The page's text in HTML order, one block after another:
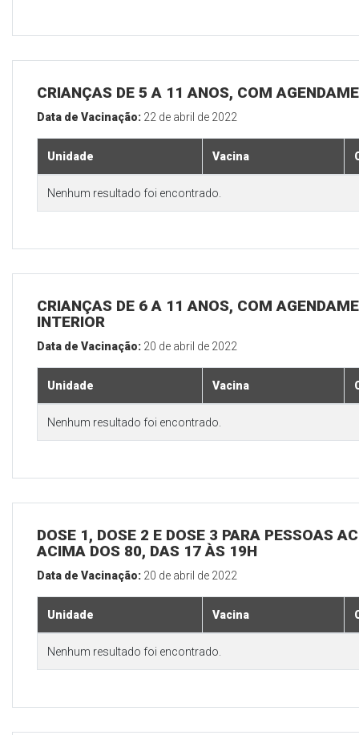
CRIANÇAS DE 5 A 11 ANOS, COM
Data de Vacinação: 22 de abril de 2022
Unidade Vacina
Nenhum resultado foi encontrado.
CRIANÇAS DE 6 A 11 ANOS, COM
INTERIOR
Data de Vacinação: 20 de abril de 2022
Unidade Vacina
Nenhum resultado foi encontrado.
DOSE 1, DOSE 2 E DOSE 3 PARA PESSOAS
ACIMA DOS 80, DAS 17 ÀS 19H
Data de Vacinação: 20 de abril de 2022
Unidade Vacina
Nenhum resultado foi encontrado.